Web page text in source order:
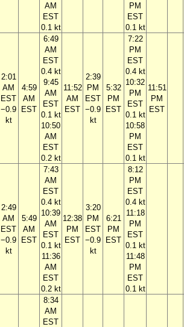
AM
EST
0.1 kt
PM
EST
0.1 kt
2:01
AM
EST
−0.9
kt
4:59
AM
EST
6:49
AM
EST
0.4 kt
9:45
AM
EST
0.1 kt
10:50
AM
EST
0.2 kt
11:52
AM
EST
2:39
PM
EST
−0.9
kt
5:32
PM
EST
7:22
PM
EST
0.4 kt
10:32
PM
EST
0.1 kt
10:58
PM
EST
0.1 kt
11:51
PM
EST
2:49
AM
EST
−0.9
kt
5:49
AM
EST
7:43
AM
EST
0.4 kt
10:39
AM
EST
0.1 kt
11:36
AM
EST
0.2 kt
12:38
PM
EST
3:20
PM
EST
−0.9
kt
6:21
PM
EST
8:12
PM
EST
0.4 kt
11:18
PM
EST
0.1 kt
11:48
PM
EST
0.1 kt
8:34
AM
EST